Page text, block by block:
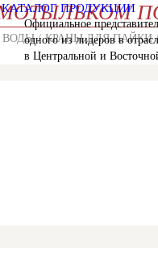
Официальное
одного из лидеров в
в Центральной и
КАТАЛОГ ПРОДУКЦИИ
КРАНЫ ДЛЯ ПАЙКИ /
ВОДЫ /